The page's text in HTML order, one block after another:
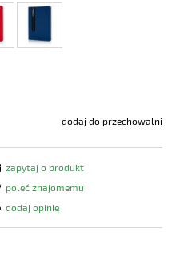
dodaj do przechowalni
zapytaj o produkt
poleć znajomemu
dodaj opinię